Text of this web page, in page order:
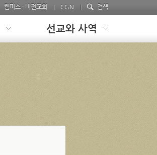
캠퍼스 · 비전교회 CGN 검색
선교와 사역